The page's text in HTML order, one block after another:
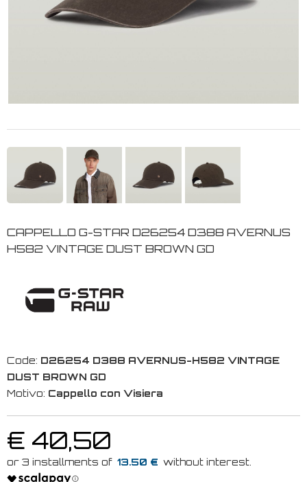
CAPPELLO G-STAR D26254 D388 AVERNUS
H582 VINTAGE DUST BROWN GD
Code: D26254 D388 AVERNUS-H582 VINTAGE
DUST BROWN GD
Motivo: Cappello con Visiera
€ 40,50
13.50 €